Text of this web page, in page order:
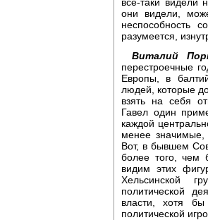
они видели,
неспособность
разумеется,
Виталий
перестроечные
Европы, в
людей, которые
взять на себя
Гавел один
каждой
менее
Вот, в бывшем
более того, чем
видим этих
Хельсинской
политической
власти, хотя
политической